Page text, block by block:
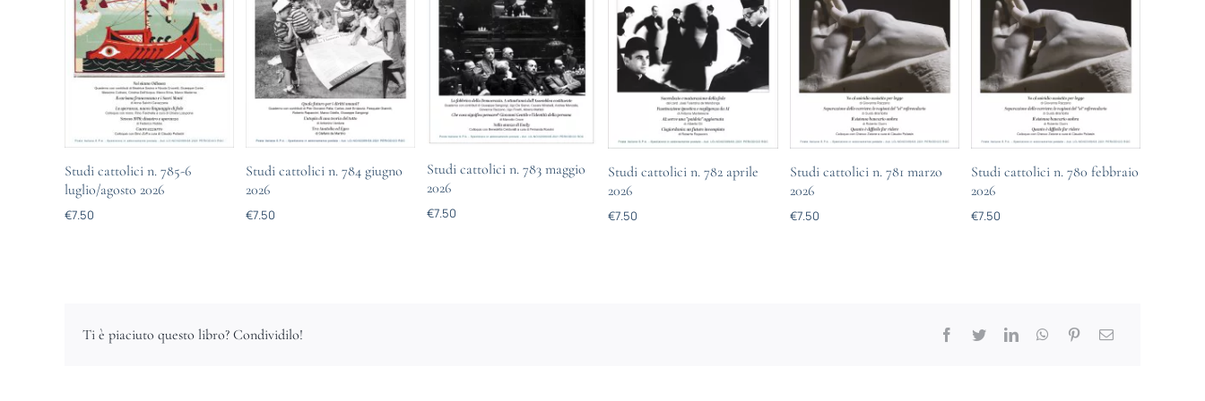
Studi cattolici n. 785-6
luglio/agosto 2026
€7.50
Studi cattolici n. 784 giugno
2026
€7.50
Studi cattolici n. 783 maggio
2026
€7.50
Studi cattolici n. 782 aprile
2026
€7.50
Studi cattolici n. 781 marzo
2026
€7.50
Studi cattolici n. 780 febbraio
2026
€7.50
Ti è piaciuto questo libro? Condividilo!